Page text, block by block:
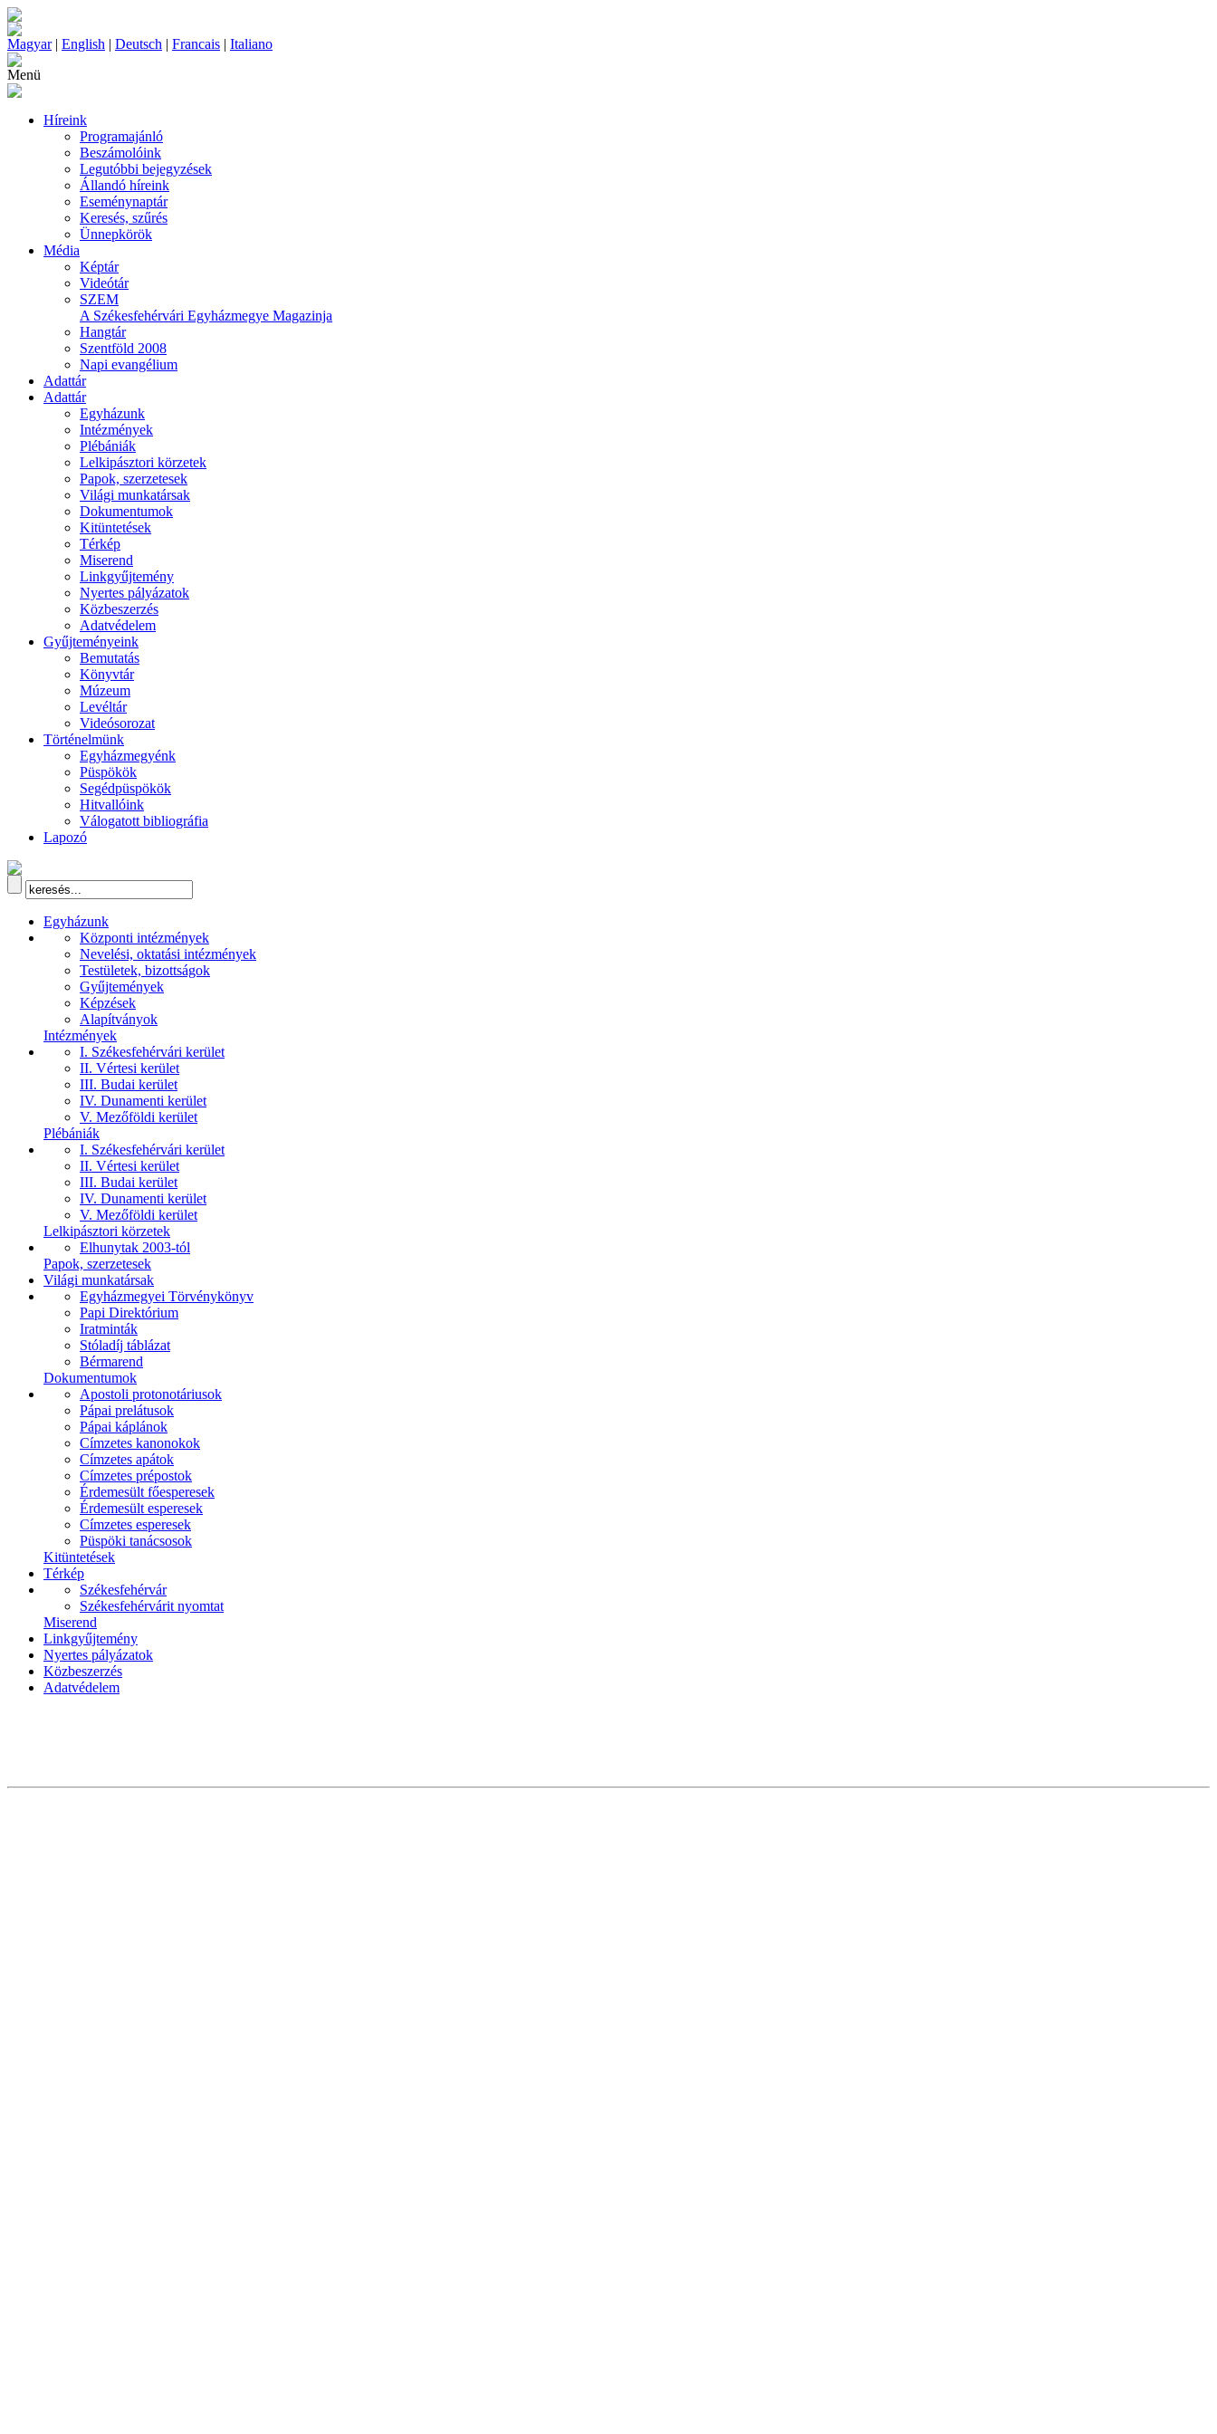
Magyar| English | Deutsch | Francais | Italiano
Menü
Híreink
Programajánló
Beszámolóink
Legutóbbi bejegyzések
Állandó híreink
Eseménynaptár
Keresés, szűrés
Ünnepkörök
Média
Képtár
Videótár
SZEM
A Székesfehérvári Egyházmegye Magazinja
Hangtár
Szentföld 2008
Napi evangélium
Adattár
Adattár
Egyházunk
Intézmények
Plébániák
Lelkipásztori körzetek
Papok, szerzetesek
Világi munkatársak
Dokumentumok
Kitüntetések
Térkép
Miserend
Linkgyűjtemény
Nyertes pályázatok
Közbeszerzés
Adatvédelem
Gyűjteményeink
Bemutatás
Könyvtár
Múzeum
Levéltár
Videósorozat
Történelmünk
Egyházmegyénk
Püspökök
Segédpüspökök
Hitvallóink
Válogatott bibliográfia
Lapozó
Egyházunk
Központi intézmények
Nevelési, oktatási intézmények
Testületek, bizottságok
Gyűjtemények
Képzések
Alapítványok
Intézmények
I. Székesfehérvári kerület
II. Vértesi kerület
III. Budai kerület
IV. Dunamenti kerület
V. Mezőföldi kerület
Plébániák
I. Székesfehérvári kerület
II. Vértesi kerület
III. Budai kerület
IV. Dunamenti kerület
V. Mezőföldi kerület
Lelkipásztori körzetek
Elhunytak 2003-tól
Papok, szerzetesek
Világi munkatársak
Egyházmegyei Törvénykönyv
Papi Direktórium
Iratminták
Stóladíj táblázat
Bérmarend
Dokumentumok
Apostoli protonotáriusok
Pápai prelátusok
Pápai káplánok
Címzetes kanonokok
Címzetes apátok
Címzetes prépostok
Érdemesült főesperesek
Érdemesült esperesek
Címzetes esperesek
Püspöki tanácsosok
Kitüntetések
Térkép
Székesfehérvár
Székesfehérvárit nyomtat
Miserend
Linkgyűjtemény
Nyertes pályázatok
Közbeszerzés
Adatvédelem